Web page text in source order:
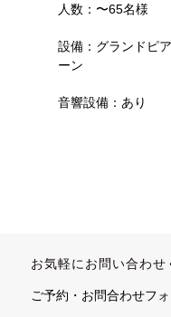
人数：〜65名様
設備：グランドピ
ーン
音響設備：あり
お気軽にお問い合わせ
ご予約・お問合わせフ